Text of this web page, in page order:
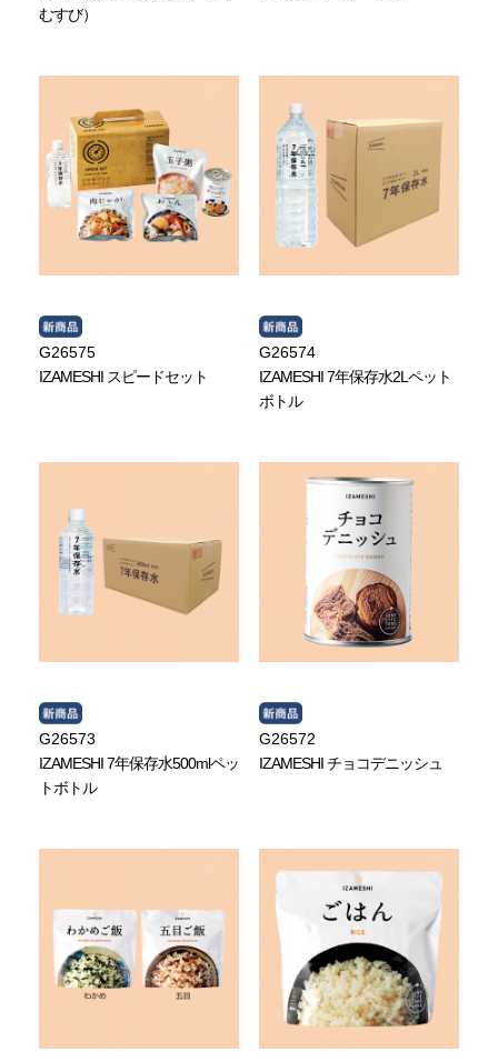
むすび）
G26575
IZAMESHI スピードセット
G26574
IZAMESHI 7年保存水2Lペット
ボトル
G26573
IZAMESHI 7年保存水500mlペッ
トボトル
G26572
IZAMESHI チョコデニッシュ